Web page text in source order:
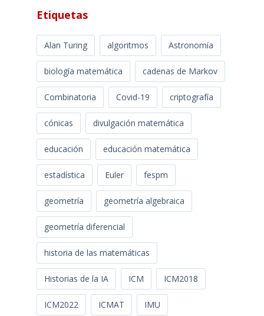
Etiquetas
Alan Turing algoritmos Astronomía
biología matemática cadenas de Markov
Combinatoria Covid-19 criptografía
cónicas divulgación matemática
educación educación matemática
estadística Euler fespm
geometría geometría algebraica
geometría diferencial
historia de las matemáticas
Historias de la IA ICM ICM2018
ICM2022 ICMAT IMU